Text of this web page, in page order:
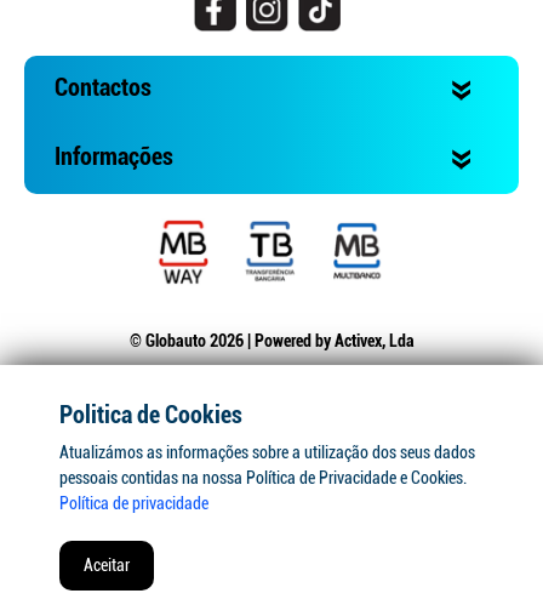
Contactos
Informações
© Globauto 2026 | Powered byActivex, Lda
Politica de Cookies
Atualizámos as informações sobre a utilização dos seus dados
pessoais contidas na nossa Política de Privacidade e Cookies.
Política de privacidade
Aceitar